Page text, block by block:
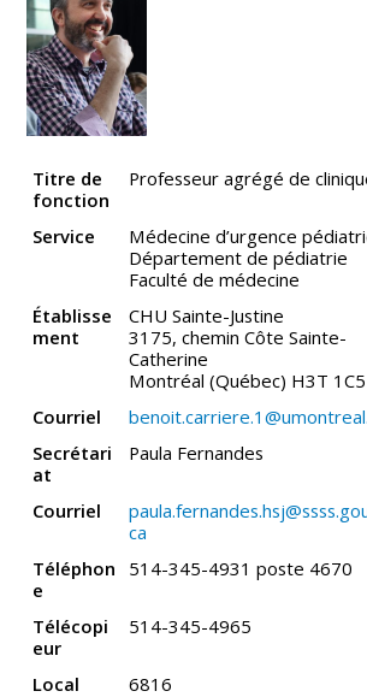
Titre de
fonction
Professeur agrégé de
Service
Médecine d’urgence
Département de pédiatrie
Faculté de médecine
Établisse
ment
CHU Sainte-Justine
3175, chemin Côte Sainte-
Catherine
Montréal (Québec) H3T 1C5
Courriel
Secrétari
at
Paula Fernandes
Courriel
ca
Téléphon
e
514-345-4931 poste 4670
Télécopi
eur
514-345-4965
Local 6816